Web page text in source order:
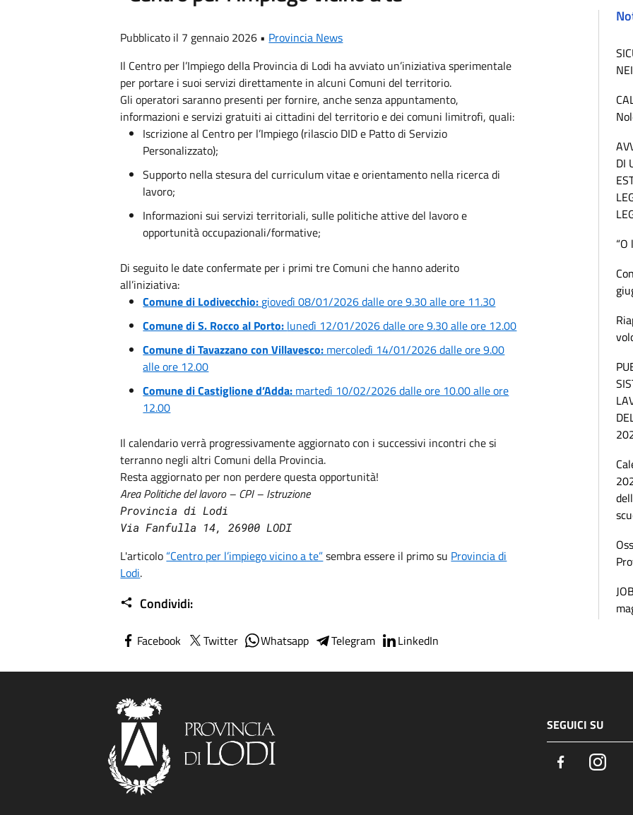
Pubblicato il 7 gennaio 2026 • Provincia News
Il Centro per l’Impiego della Provincia di Lodi ha avviato un’iniziativa sperimentale
per portare i suoi servizi direttamente in alcuni Comuni del territorio.
Gli operatori saranno presenti per fornire, anche senza appuntamento,
informazioni e servizi gratuiti ai cittadini del territorio e dei comuni limitrofi, quali:
Iscrizione al Centro per l’Impiego (rilascio DID e Patto di Servizio
Personalizzato);
Supporto nella stesura del curriculum vitae e orientamento nella ricerca di
lavoro;
Informazioni sui servizi territoriali, sulle politiche attive del lavoro e
opportunità occupazionali/formative;
Di seguito le date confermate per i primi tre Comuni che hanno aderito
all’iniziativa:
Comune di Lodivecchio: giovedì 08/01/2026 dalle ore 9.30 alle ore 11.30
Comune di S. Rocco al Porto: lunedì 12/01/2026 dalle ore 9.30 alle ore 12.00
Comune di Tavazzano con Villavesco: mercoledì 14/01/2026 dalle ore 9.00
alle ore 12.00
Comune di Castiglione d’Adda: martedì 10/02/2026 dalle ore 10.00 alle ore
12.00
Il calendario verrà progressivamente aggiornato con i successivi incontri che si
terranno negli altri Comuni della Provincia.
Resta aggiornato per non perdere questa opportunità!
Area Politiche del lavoro – CPI – Istruzione
Provincia di Lodi
Via Fanfulla 14, 26900 LODI
L'articolo “Centro per l’impiego vicino a te”sembra essere il primo su Provincia di
Lodi.
Condividi:
Facebook Twitter Whatsapp Telegram LinkedIn
DI
SEGUICI SU
Facebook